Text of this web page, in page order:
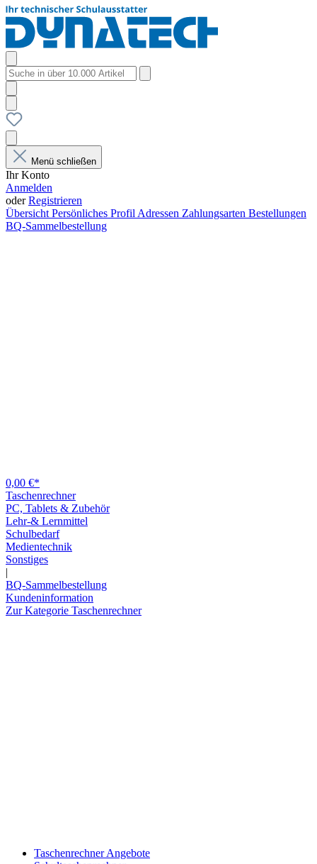
Menü schließen
Ihr Konto
Anmelden
oderRegistrieren
Übersicht Persönliches Profil Adressen Zahlungsarten Bestellungen
BQ-Sammelbestellung
0,00 €*
Taschenrechner
PC, Tablets & Zubehör
Lehr-& Lernmittel
Schulbedarf
Medientechnik
Sonstiges
|
BQ-Sammelbestellung
Kundeninformation
Zur Kategorie Taschenrechner
Taschenrechner Angebote